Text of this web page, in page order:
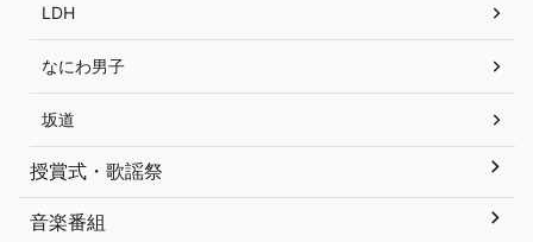
LDH
なにわ男子
坂道
授賞式・歌謡祭
音楽番組